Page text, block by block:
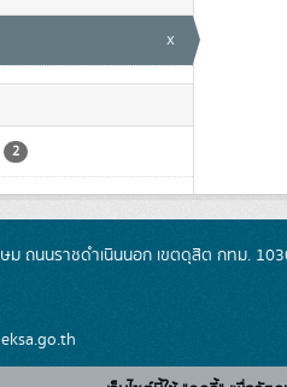
x
2
ม ถนนราชดำเนินนอก เขตดุสิต กทม.